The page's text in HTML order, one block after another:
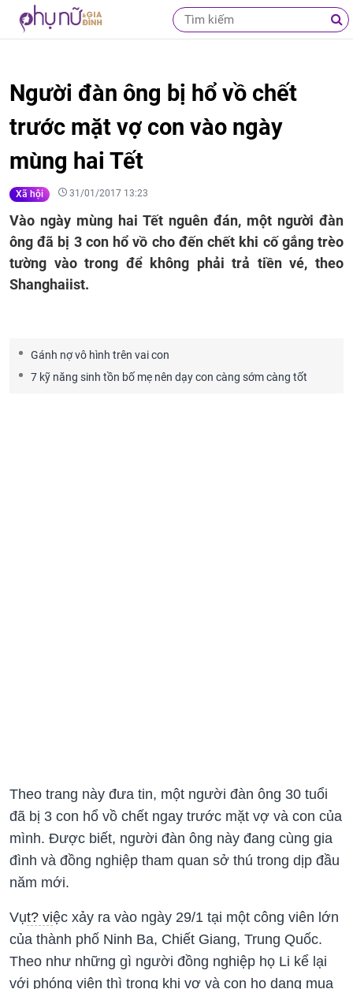
Người đàn ông bị hổ vồ chết
trước mặt vợ con vào ngày
mùng hai Tết
Xã hội 31/01/2017 13:23
Vào ngày mùng hai Tết nguên đán, một người đàn
ông đã bị 3 con hổ vồ cho đến chết khi cố gắng trèo
tường vào trong để không phải trả tiền vé, theo
Shanghaiist.
Gánh nợ vô hình trên vai con
7 kỹ năng sinh tồn bố mẹ nên dạy con càng sớm càng tốt
Theo trang này đưa tin, một người đàn ông 30 tuổi
đã bị 3 con hổ vồ chết ngay trước mặt vợ và con của
mình. Được biết, người đàn ông này đang cùng gia
đình và đồng nghiệp tham quan sở thú trong dịp đầu
năm mới.
Vụt? việc xảy ra vào ngày 29/1 tại một công viên lớn
của thành phố Ninh Ba, Chiết Giang, Trung Quốc.
Theo như những gì người đồng nghiệp họ Li kể lại
với phóng viên thì trong khi vợ và con họ dang mua